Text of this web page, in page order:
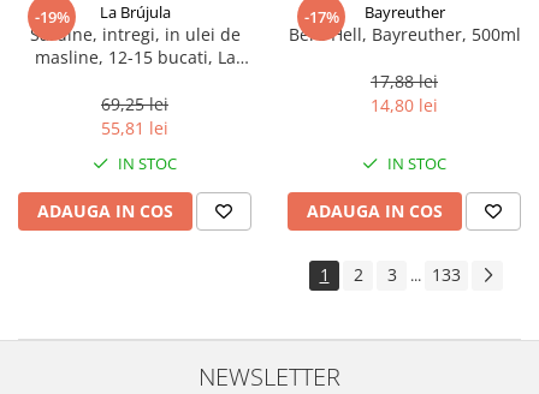
-19% La Brújula
Sardine, intregi, in ulei de
masline, 12-15 bucati, La
69,25 lei
55,81 lei
IN STOC
ADAUGA IN COS
-17% Bayreuther
Bere Hell, Bayreuther, 500ml
17,88 lei
14,80 lei
IN STOC
ADAUGA IN COS
1 2 3 ... 133
NEWSLETTER